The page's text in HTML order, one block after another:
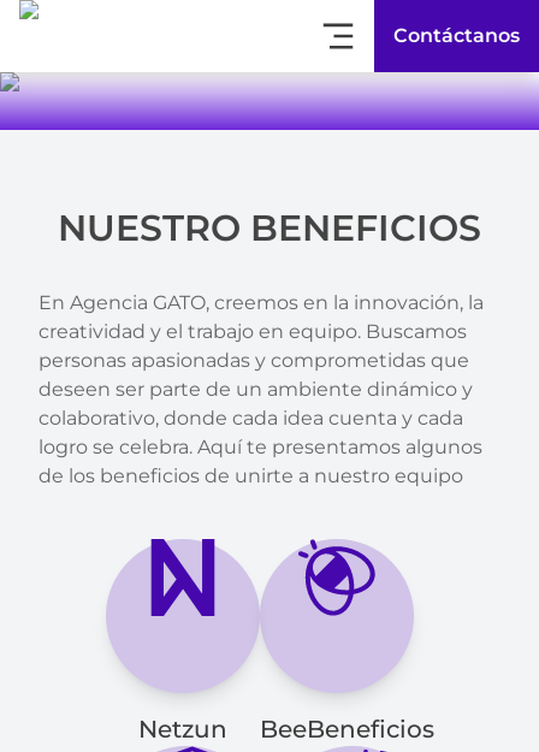
Contáctanos
acciones apuntan a grandes resultados
NUESTRO BENEFICIOS
En Agencia GATO, creemos en la innovación, la
creatividad y el trabajo en equipo. Buscamos
personas apasionadas y comprometidas que
deseen ser parte de un ambiente dinámico y
colaborativo, donde cada idea cuenta y cada
logro se celebra. Aquí te presentamos algunos
de los beneficios de unirte a nuestro equipo
Netzun BeeBeneficios